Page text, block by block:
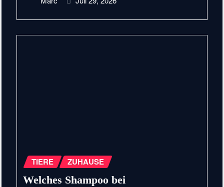
TIERE ZUHAUSE
Welches Shampoo bei